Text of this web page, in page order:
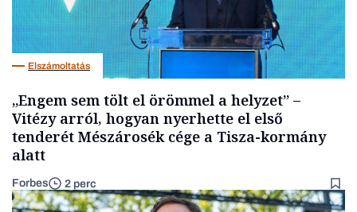
Elszámoltatás
„Engem sem tölt el örömmel a helyzet” –
Vitézy arról, hogyan nyerhette el első
tenderét Mészárosék cége a Tisza-kormány
alatt
Forbes 2 perc